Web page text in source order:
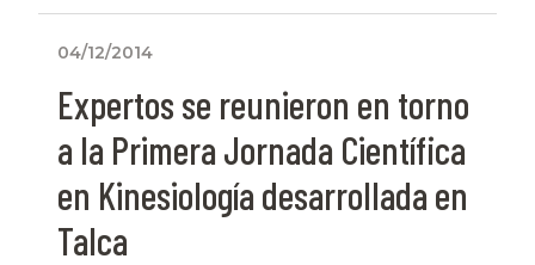
04/12/2014
Expertos se reunieron en torno
a la Primera Jornada Científica
en Kinesiología desarrollada en
Talca